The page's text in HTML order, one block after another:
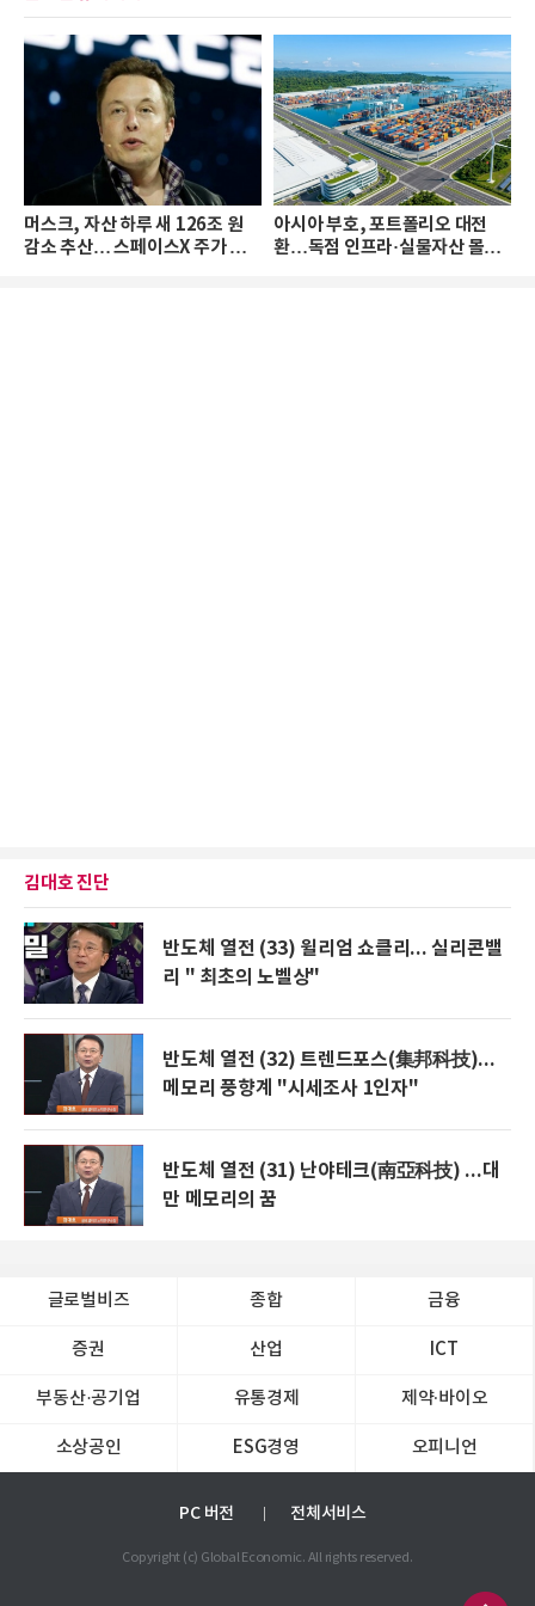
머스크, 자산 하루 새 126조 원
감소 추산… 스페이스X 주가 하
아시아 부호, 포트폴리오 대전
환…독점 인프라·실물자산 몰린
김대호 진단
반도체 열전 (33) 윌리엄 쇼클리... 실리콘밸
리 " 최초의 노벨상"
반도체 열전 (32) 트렌드포스(集邦科技)...
메모리 풍향계 "시세조사 1인자"
반도체 열전 (31) 난야테크(南亞科技) ...대
만 메모리의 꿈
글로벌비즈 종합 금융
증권 산업 ICT
부동산·공기업 유통경제 제약∙바이오
소상공인 ESG경영 오피니언
PC 버전 전체서비스
Copyright (c) Global Economic. All rights reserved.